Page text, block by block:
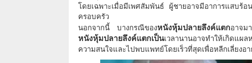
โดยเฉพาะเมื่อมีเพศสัมพันธ์ ผู้ชายอาจมีอาการแสบร้
ครอบครัว
นอกจากนี้ บางกรณีของหนังหุ้มปลายลึงค์แตกอาจม
หนังหุ้มปลายลึงค์แตกเป็นเวลานานอาจทำให้เกิดแผ
ความสนใจและไปพบแพทย์โดยเร็วที่สุดเพื่อหลีกเลี่ยงอ